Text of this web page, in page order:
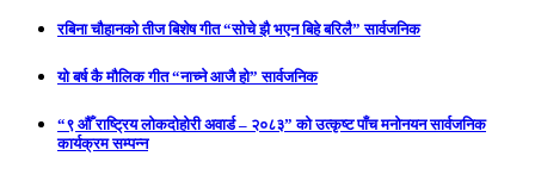
रबिना चौहानको तीज बिशेष गीत “सोचे झै भएन बिहे बरिलै” सार्वजनिक
यो बर्ष कै मौलिक गीत “नाच्ने आजै हो” सार्वजनिक
“९ औँ राष्ट्रिय लोकदोहोरी अवार्ड – २०८३” को उत्कृष्ट पाँच मनोनयन सार्वजनिक
कार्यक्रम सम्पन्न